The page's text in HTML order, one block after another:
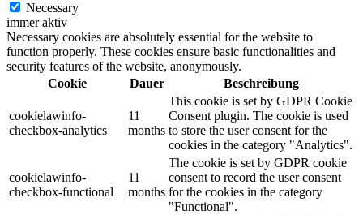
Necessary
immer aktiv
Necessary cookies are absolutely essential for the website to
function properly. These cookies ensure basic functionalities and
security features of the website, anonymously.
Cookie
Dauer Beschreibung
cookielawinfo-
checkbox-analytics
11
months
This cookie is set by GDPR Cookie
Consent plugin. The cookie is used
to store the user consent for the
cookies in the category "Analytics".
cookielawinfo-
checkbox-functional
11
months
The cookie is set by GDPR cookie
consent to record the user consent
for the cookies in the category
"Functional".